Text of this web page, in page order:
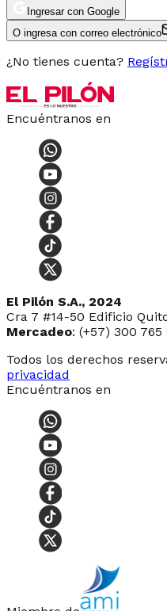
Ingresar con Google
O ingresa con correo electrónico
¿No tienes cuenta?
Encuéntranos en
El Pilón S.A., 2024
Cra 7 #14-50 Edificio
Mercadeo: (+57) 300 765
Todos los derechos
privacidad
Encuéntranos en